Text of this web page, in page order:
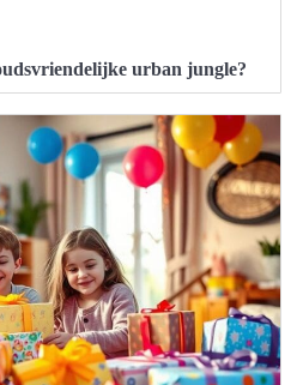
urban jungle?